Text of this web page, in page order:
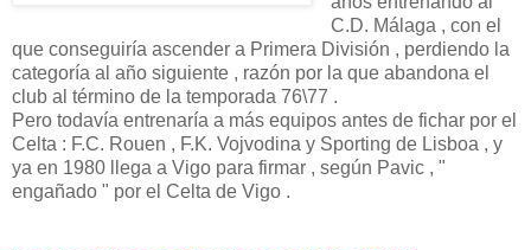
C.D. Málaga , con el
que conseguiría ascender a Primera División , perdiendo la
categoría al año siguiente , razón por la que abandona el
club al término de la temporada 76\77 .
Pero todavía entrenaría a más equipos antes de fichar por el
Celta : F.C. Rouen , F.K. Vojvodina y Sporting de Lisboa , y
ya en 1980 llega a Vigo para firmar , según Pavic , "
engañado " por el Celta de Vigo .